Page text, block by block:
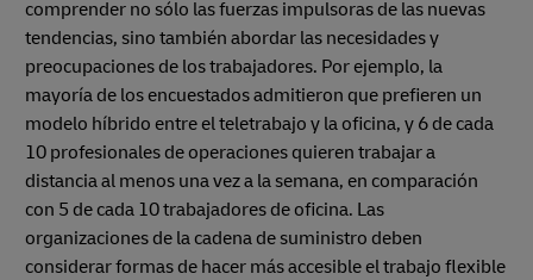
comprender no sólo las fuerzas impulsoras de las nuevas
tendencias, sino también abordar las necesidades y
preocupaciones de los trabajadores. Por ejemplo, la
mayoría de los encuestados admitieron que prefieren un
modelo híbrido entre el teletrabajo y la oficina, y 6 de cada
10 profesionales de operaciones quieren trabajar a
distancia al menos una vez a la semana, en comparación
con 5 de cada 10 trabajadores de oficina. Las
organizaciones de la cadena de suministro deben
considerar formas de hacer más accesible el trabajo flexible